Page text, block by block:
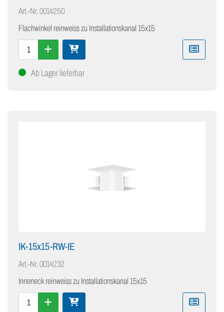
Art.-Nr.0014250
Flachwinkel reinweiss zu Installationskanal 15x15
Ab Lager lieferbar
IK-15x15-RW-IE
Art.-Nr.0014232
Inneneck reinweiss zu Installationskanal 15x15